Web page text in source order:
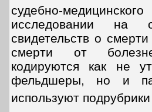
судебно-
исследовании на
свидетельств о
смерти от
кодируются как не
фельдшеры, но и
используют